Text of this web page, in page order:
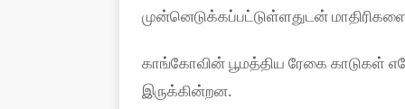
முன்னெடுக்கப்பட்டுள்ளதுடன்
காங்கோவின் பூமத்திய ரேகை காடுகள்
இருக்கின்றன.